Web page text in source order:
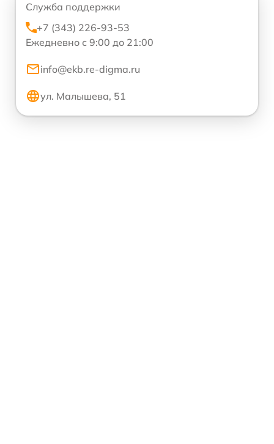
Служба поддержки
+7 (343) 226-93-53
Ежедневно с 9:00 до 21:00
info@ekb.re-digma.ru
ул. Малышева, 51